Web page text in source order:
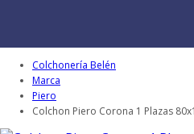
Colchonería Belén
Marca
Piero
Colchon Piero Corona 1 Plazas